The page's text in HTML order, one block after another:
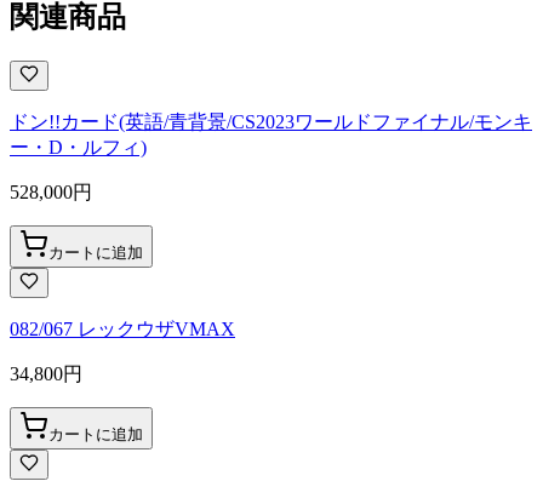
関連商品
ドン!!カード(英語/青背景/CS2023ワールドファイナル/モンキ
ー・D・ルフィ)
528,000円
カートに追加
082/067 レックウザVMAX
34,800円
カートに追加